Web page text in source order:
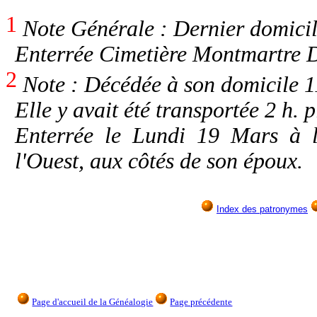
1 Note Générale : Dernier
Enterrée Cimetière Montmartre
2 Note : Décédée à son domicile
Elle y avait été transportée 2 h.
Enterrée le Lundi 19 Mars à
l'Ouest, aux côtés de son époux.
Index des patronymes
Page d'accueil de la Généalogie Page précédente